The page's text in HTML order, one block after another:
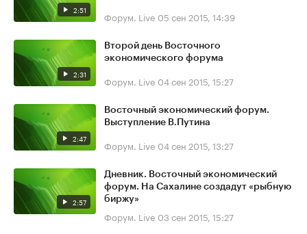
2:51 Форум. Live 05 сен 2015, 14:39
2:31
Второй день Восточного
экономического форума
Форум. Live 04 сен 2015, 15:27
2:47
Восточный экономический форум.
Выступление В.Путина
Форум. Live 04 сен 2015, 13:27
2:57
Дневник. Восточный экономический
форум. На Сахалине создадут «рыбную
биржу»
Форум. Live 03 сен 2015, 15:27